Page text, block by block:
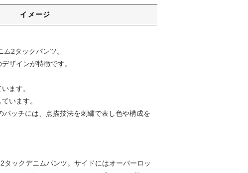
イメージ
2タックパンツ。
ザインが特徴です。
ます。
います。
ッチには、点描技法を刺繍で表し色や構成を
タックデニムパンツ。サイドにはオーバーロッ